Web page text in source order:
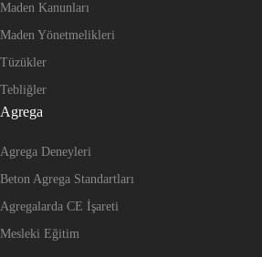
Maden Kanunları
Maden Yönetmelikleri
Tüzükler
Tebliğler
Agrega
Agrega Deneyleri
Beton Agrega Standartları
Agregalarda CE İşareti
Mesleki Eğitim